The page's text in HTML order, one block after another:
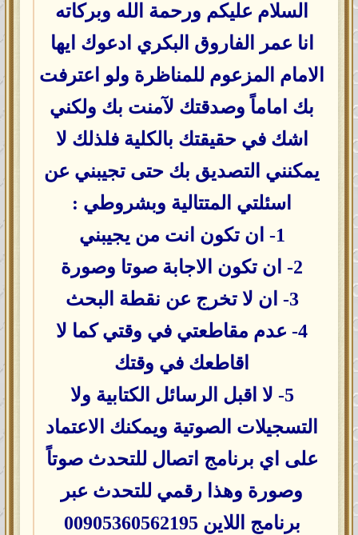
السلام عليكم ورحمة الله وبركاته
انا عمر الفاروق البكري ادعوك ايها
الامام المزعوم للمناظرة ولو اعترفت
بك اماماً وصدقتك لآمنت بك ولكني
اشك في حقيقتك بالكلية فلذلك لا
يمكنني التصديق بك حتى تجيبني عن
اسئلتي المتتالية وبشروطي :
1- ان تكون انت من يجيبني
2- ان تكون الاجابة صوتا وصورة
3- ان لا تخرج عن نقطة البحث
4- عدم مقاطعتي في وقتي كما لا
اقاطعك في وقتك
5- لا اقبل الرسائل الكتابية ولا
التسجيلات الصوتية ويمكنك الاعتماد
على اي برنامج اتصال للتحدث صوتاً
وصورة وهذا رقمي للتحدث عبر
برنامج اللاين 00905360562195